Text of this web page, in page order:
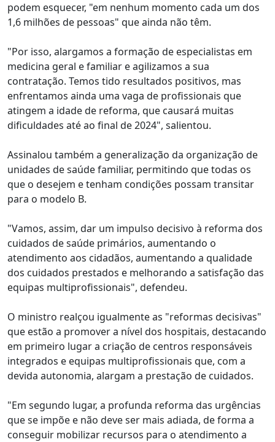
podem esquecer, "em nenhum momento cada um dos
1,6 milhões de pessoas" que ainda não têm.
"Por isso, alargamos a formação de especialistas em
medicina geral e familiar e agilizamos a sua
contratação. Temos tido resultados positivos, mas
enfrentamos ainda uma vaga de profissionais que
atingem a idade de reforma, que causará muitas
dificuldades até ao final de 2024", salientou.
Assinalou também a generalização da organização de
unidades de saúde familiar, permitindo que todas os
que o desejem e tenham condições possam transitar
para o modelo B.
"Vamos, assim, dar um impulso decisivo à reforma dos
cuidados de saúde primários, aumentando o
atendimento aos cidadãos, aumentando a qualidade
dos cuidados prestados e melhorando a satisfação das
equipas multiprofissionais", defendeu.
O ministro realçou igualmente as "reformas decisivas"
que estão a promover a nível dos hospitais, destacando
em primeiro lugar a criação de centros responsáveis
integrados e equipas multiprofissionais que, com a
devida autonomia, alargam a prestação de cuidados.
"Em segundo lugar, a profunda reforma das urgências
que se impõe e não deve ser mais adiada, de forma a
conseguir mobilizar recursos para o atendimento a